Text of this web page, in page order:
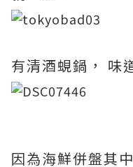
有清酒蜆鍋， 味
因為海鮮併盤其